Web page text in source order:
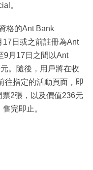
。
格的Ant Bank
17日或之前註冊為Ant
9月17日之間以Ant
。隨後，用戶將在收
往指定的活動頁面，即
2張，以及價值236元
完即止。